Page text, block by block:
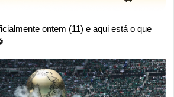
ontem (11) e aqui está o que